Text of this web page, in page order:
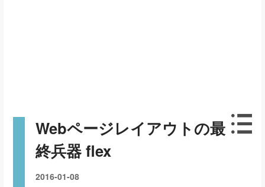
Webページレイアウトの最
終兵器 flex
2016-01-08